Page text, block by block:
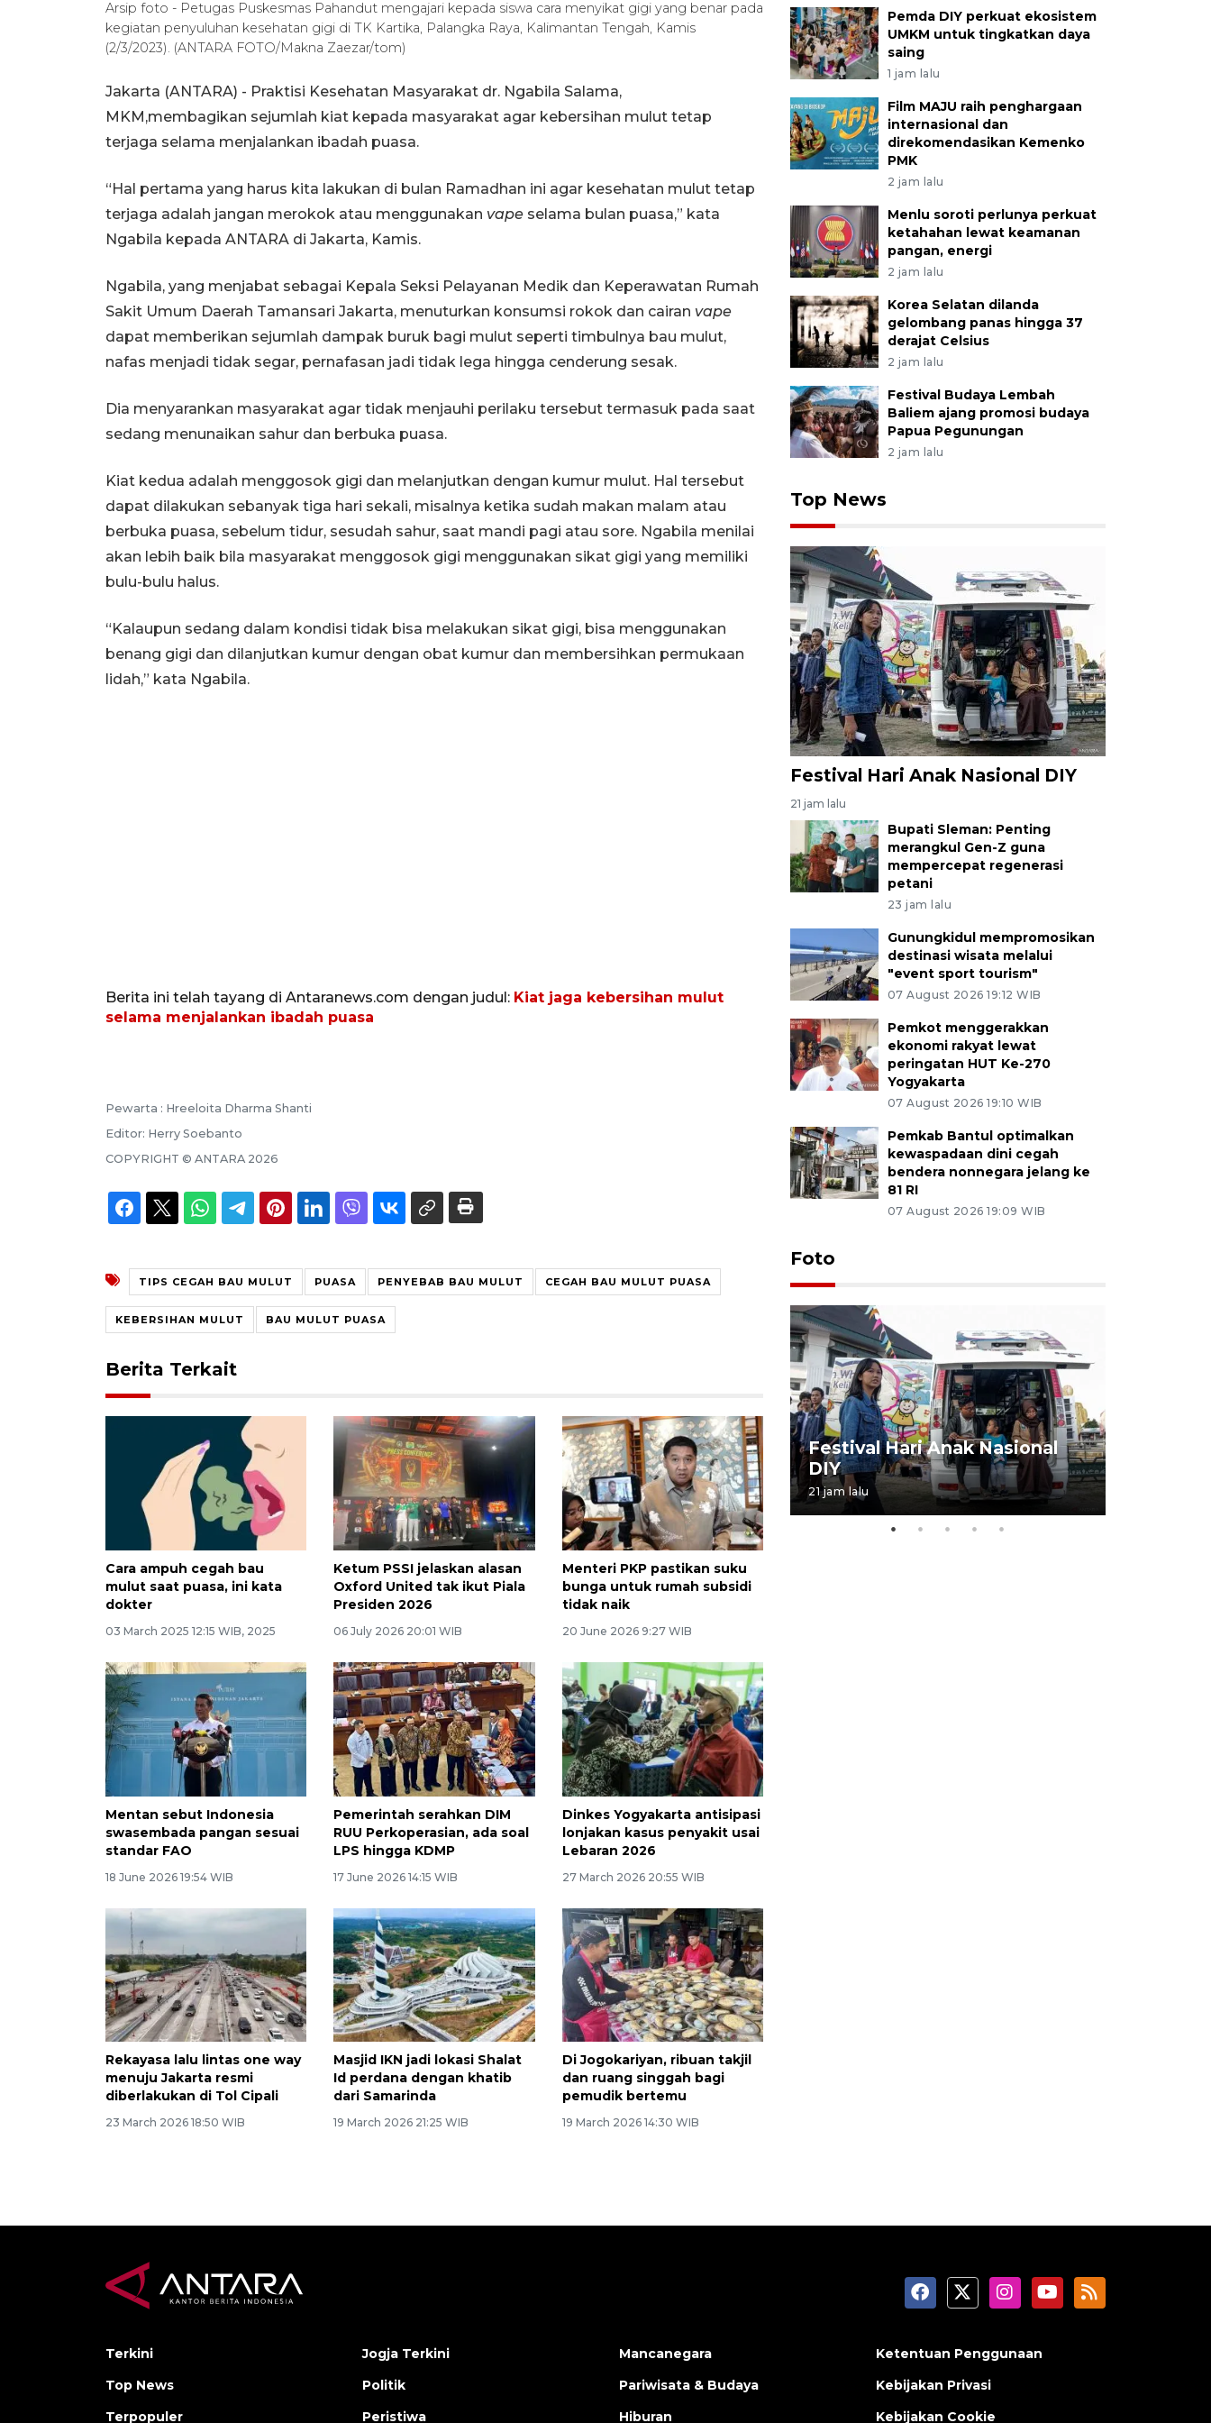
Arsip foto - Petugas Puskesmas Pahandut mengajari kepada siswa cara menyikat gigi yang benar pada
kegiatan penyuluhan kesehatan gigi di TK Kartika, Palangka Raya, Kalimantan Tengah, Kamis
(2/3/2023). (ANTARA FOTO/Makna Zaezar/tom)
Jakarta (ANTARA) - Praktisi Kesehatan Masyarakat dr. Ngabila Salama,
MKM,membagikan sejumlah kiat kepada masyarakat agar kebersihan mulut tetap
terjaga selama menjalankan ibadah puasa.
“Hal pertama yang harus kita lakukan di bulan Ramadhan ini agar kesehatan mulut tetap
terjaga adalah jangan merokok atau menggunakan vape selama bulan puasa,” kata
Ngabila kepada ANTARA di Jakarta, Kamis.
Ngabila, yang menjabat sebagai Kepala Seksi Pelayanan Medik dan Keperawatan Rumah
Sakit Umum Daerah Tamansari Jakarta, menuturkan konsumsi rokok dan cairan vape
dapat memberikan sejumlah dampak buruk bagi mulut seperti timbulnya bau mulut,
nafas menjadi tidak segar, pernafasan jadi tidak lega hingga cenderung sesak.
Dia menyarankan masyarakat agar tidak menjauhi perilaku tersebut termasuk pada saat
sedang menunaikan sahur dan berbuka puasa.
Kiat kedua adalah menggosok gigi dan melanjutkan dengan kumur mulut. Hal tersebut
dapat dilakukan sebanyak tiga hari sekali, misalnya ketika sudah makan malam atau
berbuka puasa, sebelum tidur, sesudah sahur, saat mandi pagi atau sore. Ngabila menilai
akan lebih baik bila masyarakat menggosok gigi menggunakan sikat gigi yang memiliki
bulu-bulu halus.
“Kalaupun sedang dalam kondisi tidak bisa melakukan sikat gigi, bisa menggunakan
benang gigi dan dilanjutkan kumur dengan obat kumur dan membersihkan permukaan
lidah,” kata Ngabila.
Berita ini telah tayang di Antaranews.com dengan judul: Kiat jaga kebersihan mulut
selama menjalankan ibadah puasa
Pewarta : Hreeloita Dharma Shanti
Editor: Herry Soebanto
COPYRIGHT © ANTARA 2026
TIPS CEGAH BAU MULUT PUASA PENYEBAB BAU MULUT CEGAH BAU MULUT PUASA
KEBERSIHAN MULUT BAU MULUT PUASA
Berita Terkait
Cara ampuh cegah bau
mulut saat puasa, ini kata
dokter
03 March 2025 12:15 WIB, 2025
Ketum PSSI jelaskan alasan
Oxford United tak ikut Piala
Presiden 2026
06 July 2026 20:01 WIB
Menteri PKP pastikan suku
bunga untuk rumah subsidi
tidak naik
20 June 2026 9:27 WIB
Mentan sebut Indonesia
swasembada pangan sesuai
standar FAO
18 June 2026 19:54 WIB
Pemerintah serahkan DIM
RUU Perkoperasian, ada soal
LPS hingga KDMP
17 June 2026 14:15 WIB
Dinkes Yogyakarta antisipasi
lonjakan kasus penyakit usai
Lebaran 2026
27 March 2026 20:55 WIB
Rekayasa lalu lintas one way
menuju Jakarta resmi
diberlakukan di Tol Cipali
23 March 2026 18:50 WIB
Masjid IKN jadi lokasi Shalat
Id perdana dengan khatib
dari Samarinda
19 March 2026 21:25 WIB
Di Jogokariyan, ribuan takjil
dan ruang singgah bagi
pemudik bertemu
19 March 2026 14:30 WIB
Pemda DIY perkuat ekosistem
UMKM untuk tingkatkan daya
saing
1 jam lalu
Film MAJU raih penghargaan
internasional dan
direkomendasikan Kemenko
PMK
2 jam lalu
Menlu soroti perlunya perkuat
ketahahan lewat keamanan
pangan, energi
2 jam lalu
Korea Selatan dilanda
gelombang panas hingga 37
derajat Celsius
2 jam lalu
Festival Budaya Lembah
Baliem ajang promosi budaya
Papua Pegunungan
2 jam lalu
Top News
Festival Hari Anak Nasional DIY
21 jam lalu
Bupati Sleman: Penting
merangkul Gen-Z guna
mempercepat regenerasi
petani
23 jam lalu
Gunungkidul mempromosikan
destinasi wisata melalui
"event sport tourism"
07 August 2026 19:12 WIB
Pemkot menggerakkan
ekonomi rakyat lewat
peringatan HUT Ke-270
Yogyakarta
07 August 2026 19:10 WIB
Pemkab Bantul optimalkan
kewaspadaan dini cegah
bendera nonnegara jelang ke
81 RI
07 August 2026 19:09 WIB
Foto
BPJS Kesehatan Yogyakarta
perkuat sinergi dengan
ANTARA Biro DIY
03 August 2026 17:24 WIB
Festival Hari Anak Nasional
DIY
21 jam lalu
Terkini
Top News
Terpopuler
Jogja Terkini
Politik
Peristiwa
Mancanegara
Pariwisata & Budaya
Hiburan
Ketentuan Penggunaan
Kebijakan Privasi
Kebijakan Cookie